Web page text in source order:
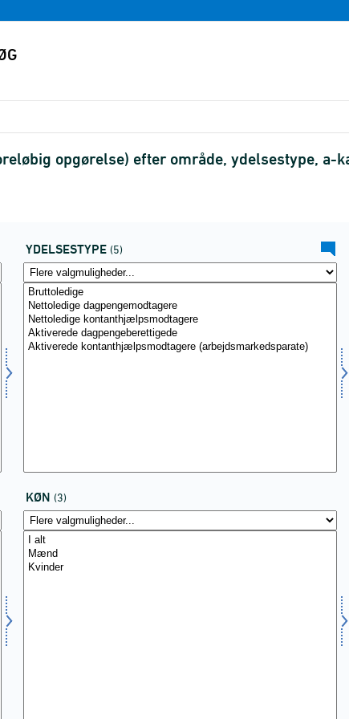
opgørelse) efter område, ydelsestype, a-
YDELSESTYPE (5)
KØN (3)